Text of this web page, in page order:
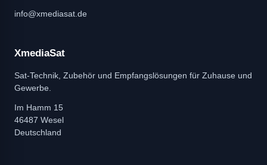
info@xmediasat.de
XmediaSat
Sat-Technik, Zubehör und Empfangslösungen für Zuhause und
Gewerbe.
Im Hamm 15
46487 Wesel
Deutschland